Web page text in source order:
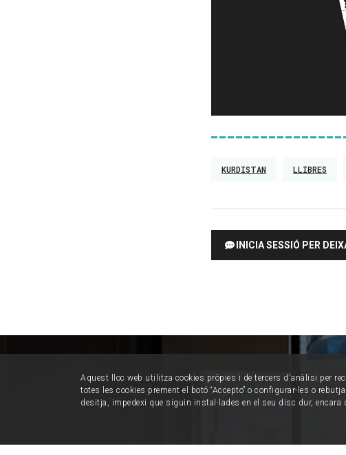
KURDISTAN LLIBRES
INICIA SESSIÓ PER
Aquest lloc web utilitza cookies pròpies i de tercers d'anàlisi per
totes les cookies prement el botó “Accepto” o configurar-les o
desitja, impedexi que siguin instal·lades en el seu disc dur,